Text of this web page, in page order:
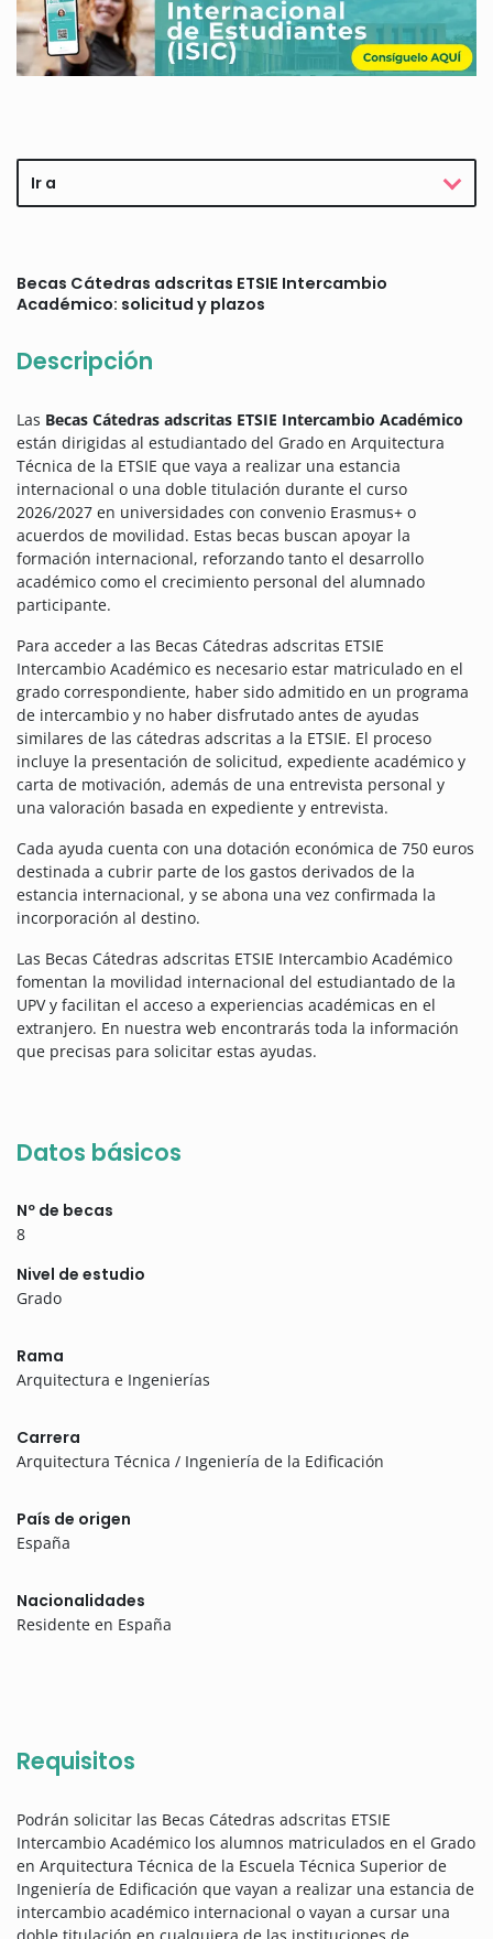
Ir a
Becas Cátedras adscritas ETSIE Intercambio
Académico: solicitud y plazos
Descripción
Las Becas Cátedras adscritas ETSIE Intercambio Académico
están dirigidas al estudiantado del Grado en Arquitectura
Técnica de la ETSIE que vaya a realizar una estancia
internacional o una doble titulación durante el curso
2026/2027 en universidades con convenio Erasmus+ o
acuerdos de movilidad. Estas becas buscan apoyar la
formación internacional, reforzando tanto el desarrollo
académico como el crecimiento personal del alumnado
participante.
Para acceder a las Becas Cátedras adscritas ETSIE
Intercambio Académico es necesario estar matriculado en el
grado correspondiente, haber sido admitido en un programa
de intercambio y no haber disfrutado antes de ayudas
similares de las cátedras adscritas a la ETSIE. El proceso
incluye la presentación de solicitud, expediente académico y
carta de motivación, además de una entrevista personal y
una valoración basada en expediente y entrevista.
Cada ayuda cuenta con una dotación económica de 750 euros
destinada a cubrir parte de los gastos derivados de la
estancia internacional, y se abona una vez confirmada la
incorporación al destino.
Las Becas Cátedras adscritas ETSIE Intercambio Académico
fomentan la movilidad internacional del estudiantado de la
UPV y facilitan el acceso a experiencias académicas en el
extranjero. En nuestra web encontrarás toda la información
que precisas para solicitar estas ayudas.
Datos básicos
Nº de becas
8
Nivel de estudio
Grado
Rama
Arquitectura e Ingenierías
Carrera
Arquitectura Técnica / Ingeniería de la Edificación
País de origen
España
Nacionalidades
Residente en España
Requisitos
Podrán solicitar las Becas Cátedras adscritas ETSIE
Intercambio Académico los alumnos matriculados en el Grado
en Arquitectura Técnica de la Escuela Técnica Superior de
Ingeniería de Edificación que vayan a realizar una estancia de
intercambio académico internacional o vayan a cursar una